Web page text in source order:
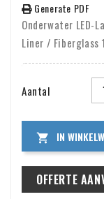
Generate PDF
Onderwater LED-
Liner / Fiberglass
Aantal
 IN
OFFERTE